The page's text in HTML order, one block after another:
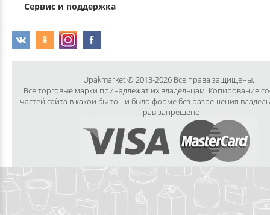
Сервис и поддержка
Upakmarket © 2013-2026 Все права защищены.
Все торговые марки принадлежат их владельцам. Копирование
частей сайта в какой бы то ни было форме без разрешения
прав запрещено